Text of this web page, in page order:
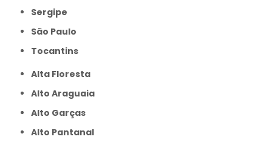
Sergipe
São Paulo
Tocantins
Alta Floresta
Alto Araguaia
Alto Garças
Alto Pantanal